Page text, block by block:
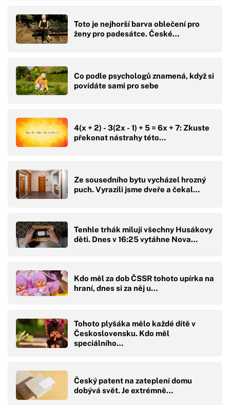
Toto je nejhorší barva oblečení pro
ženy pro padesátce. České…
Co podle psychologů znamená, když si
povídáte sami pro sebe
4(x + 2) - 3(2x - 1) + 5 = 6x + 7: Zkuste
překonat nástrahy této…
Ze sousedního bytu vycházel hrozný
puch. Vyrazili jsme dveře a čekal…
Tenhle trhák milují všechny Husákovy
děti. Dnes v 16:25 vytáhne Nova…
Kdo měl za dob ČSSR tohoto upírka na
hraní, dnes si za něj u…
Tohoto plyšáka mělo každé dítě v
Československu. Kdo měl
speciálního…
Český patent na zateplení domu
dobývá svět. Je extrémně…